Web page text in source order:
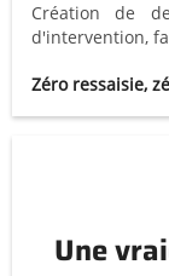
Création de
d'intervention,
Zéro ressaisie,
Une